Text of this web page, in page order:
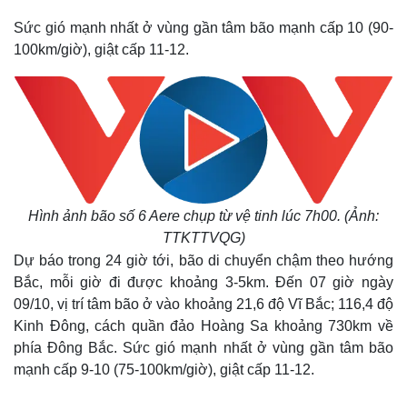
Sức gió mạnh nhất ở vùng gần tâm bão mạnh cấp 10 (90-
100km/giờ), giật cấp 11-12.
Hình ảnh bão số 6 Aere chụp từ vệ tinh lúc 7h00. (Ảnh:
TTKTTVQG)
Dự báo trong 24 giờ tới, bão di chuyển chậm theo hướng
Bắc, mỗi giờ đi được khoảng 3-5km. Đến 07 giờ ngày
09/10, vị trí tâm bão ở vào khoảng 21,6 độ Vĩ Bắc; 116,4 độ
Kinh Đông, cách quần đảo Hoàng Sa khoảng 730km về
phía Đông Bắc. Sức gió mạnh nhất ở vùng gần tâm bão
mạnh cấp 9-10 (75-100km/giờ), giật cấp 11-12.